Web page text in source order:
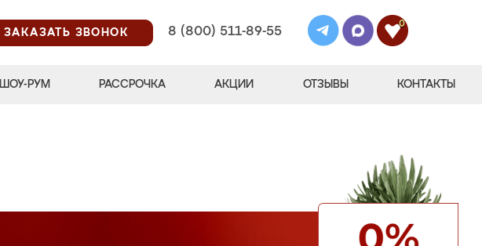
ЗАКАЗАТЬ ЗВОНОК
8 (800) 511-89-55
0
ШОУ-РУМ РАССРОЧКА АКЦИИ ОТЗЫВЫ КОНТАКТЫ